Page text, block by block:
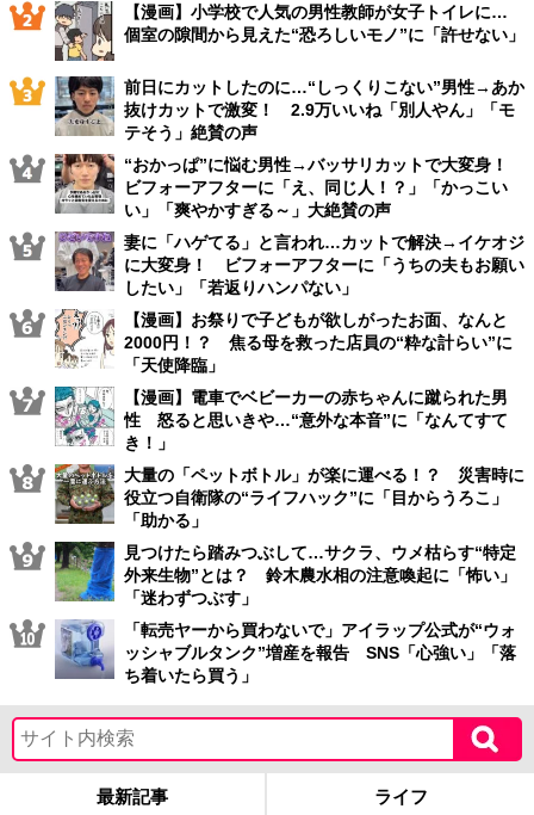
【漫画】小学校で人気の男性教師が女子トイレに…
個室の隙間から見えた“恐ろしいモノ”に「許せない」
前日にカットしたのに…“しっくりこない”男性→あか
抜けカットで激変！ 2.9万いいね「別人やん」「モ
テそう」絶賛の声
“おかっぱ”に悩む男性→バッサリカットで大変身！
ビフォーアフターに「え、同じ人！？」「かっこい
い」「爽やかすぎる～」大絶賛の声
妻に「ハゲてる」と言われ…カットで解決→イケオジ
に大変身！ ビフォーアフターに「うちの夫もお願い
したい」「若返りハンパない」
【漫画】お祭りで子どもが欲しがったお面、なんと
2000円！？ 焦る母を救った店員の“粋な計らい”に
「天使降臨」
【漫画】電車でベビーカーの赤ちゃんに蹴られた男
性 怒ると思いきや…“意外な本音”に「なんてすて
き！」
大量の「ペットボトル」が楽に運べる！？ 災害時に
役立つ自衛隊の“ライフハック”に「目からうろこ」
「助かる」
見つけたら踏みつぶして…サクラ、ウメ枯らす“特定
外来生物”とは？ 鈴木農水相の注意喚起に「怖い」
「迷わずつぶす」
「転売ヤーから買わないで」アイラップ公式が“ウォ
ッシャブルタンク”増産を報告 SNS「心強い」「落
ち着いたら買う」
最新記事 ライフ